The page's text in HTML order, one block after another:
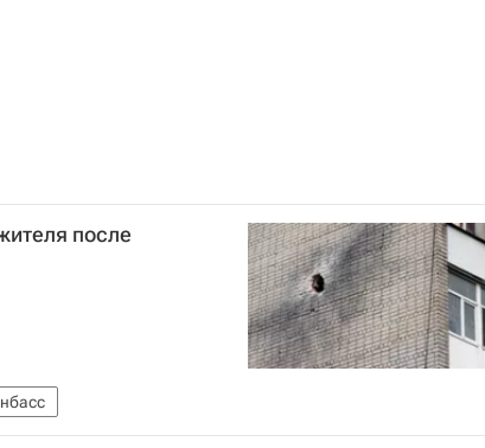
после